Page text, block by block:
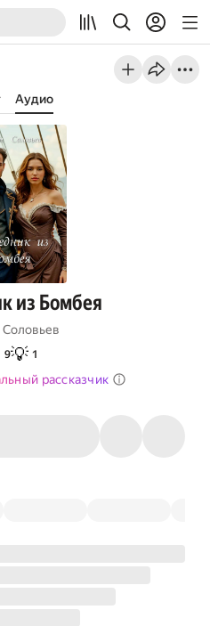
Аудио
из Бомбея
9💡 1
рассказчик